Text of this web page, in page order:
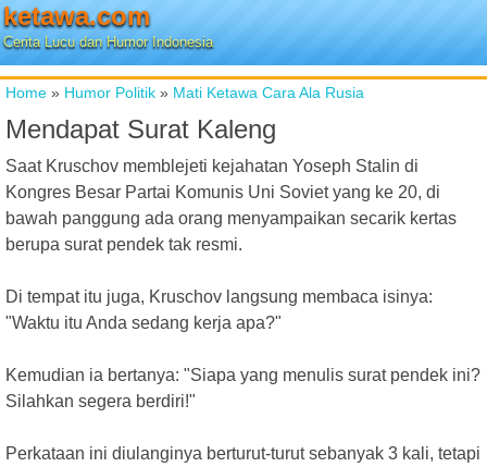
ketawa.com
Cerita Lucu dan Humor Indonesia
Home » Humor Politik » Mati Ketawa Cara Ala Rusia
Mendapat Surat Kaleng
Saat Kruschov memblejeti kejahatan Yoseph Stalin di
Kongres Besar Partai Komunis Uni Soviet yang ke 20, di
bawah panggung ada orang menyampaikan secarik kertas
berupa surat pendek tak resmi.
Di tempat itu juga, Kruschov langsung membaca isinya:
"Waktu itu Anda sedang kerja apa?"
Kemudian ia bertanya: "Siapa yang menulis surat pendek ini?
Silahkan segera berdiri!"
Perkataan ini diulanginya berturut-turut sebanyak 3 kali, tetapi